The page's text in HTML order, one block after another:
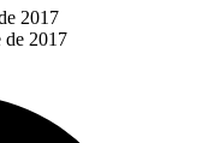
2017
de 2017